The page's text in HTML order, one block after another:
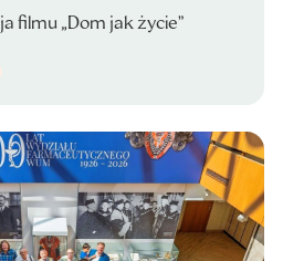
filmu „Dom jak życie”